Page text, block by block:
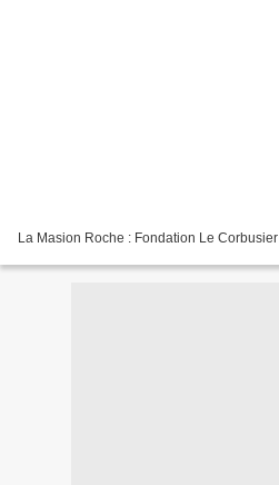
La Masion Roche : Fondation Le Corbusier